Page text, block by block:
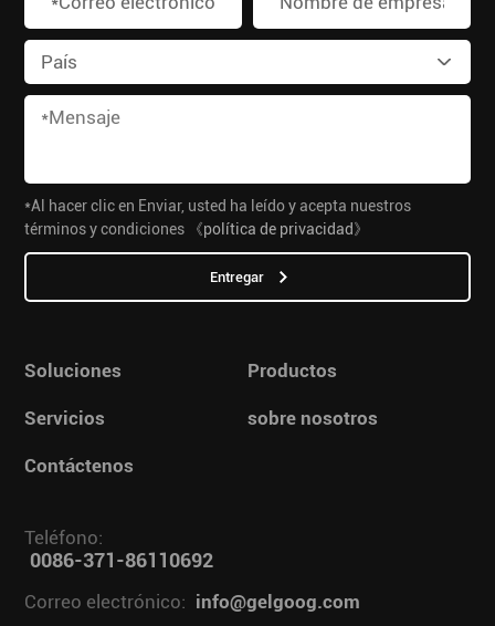
*Al hacer clic en Enviar, usted ha leído y acepta nuestros
términos y condiciones
《política de privacidad》
Entregar
Soluciones Productos
Servicios sobre nosotros
Contáctenos
Teléfono:
0086-371-86110692
Correo electrónico: info@gelgoog.com